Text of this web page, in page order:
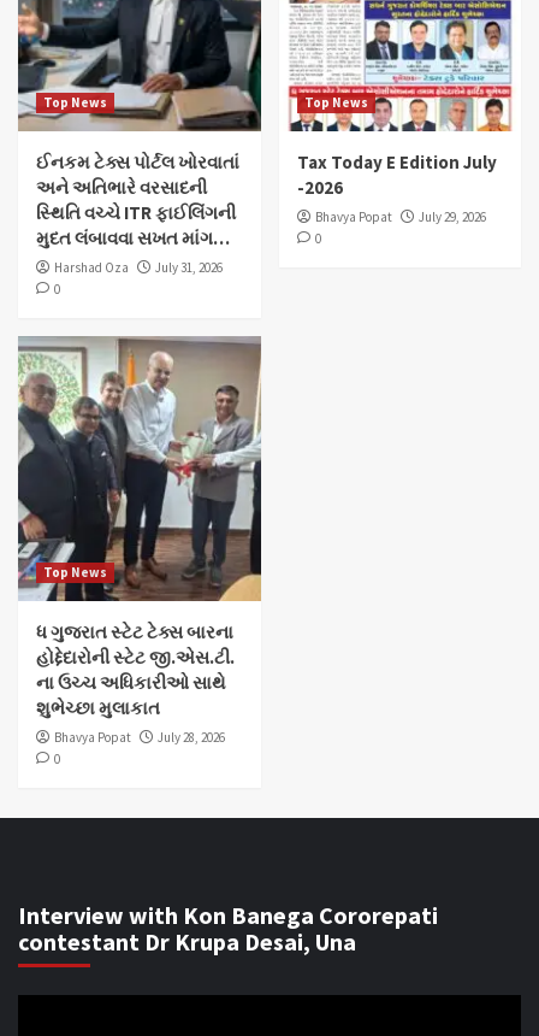
Top News
ઈનકમ ટેક્સ પોર્ટલ ખોરવાતાં
અને અતિભારે વરસાદની
સ્થિતિ વચ્ચે ITR ફાઈલિંગની
મુદત લંબાવવા સખત માંગ…
Harshad Oza
July 31, 2026
0
Top News
Tax Today E Edition July
-2026
Bhavya Popat
July 29, 2026
0
Top News
ધ ગુજરાત સ્ટેટ ટેક્સ બારના
હોદ્દેદારોની સ્ટેટ જી.એસ.ટી.
ના ઉચ્ચ અધિકારીઓ સાથે
શુભેચ્છા મુલાકાત
Bhavya Popat
July 28, 2026
0
Interview with Kon Banega Cororepati
contestant Dr Krupa Desai, Una